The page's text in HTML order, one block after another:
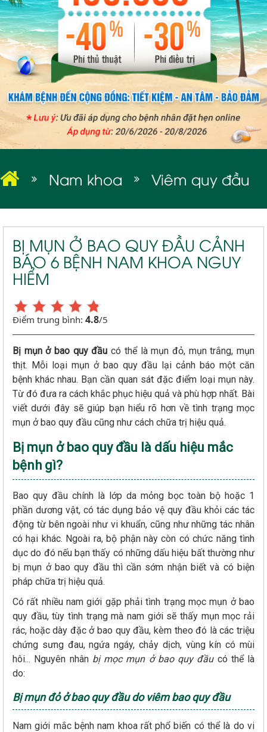
Nam khoa Viêm quy đầu
BỊ MỤN Ở BAO QUY ĐẦU CẢNH
BÁO 6 BỆNH NAM KHOA NGUY
HIỂM
Điểm trung bình: 4.8/5
Bị mụn ở bao quy đầu có thể là mụn đỏ, mụn trắng, mụn
thịt. Mỗi loại mụn ở bao quy đầu lại cảnh báo một căn
bệnh khác nhau. Bạn cần quan sát đặc điểm loại mụn này.
Từ đó đưa ra cách khắc phục hiệu quả và phù hợp nhất. Bài
viết dưới đây sẽ giúp bạn hiểu rõ hơn về tình trạng mọc
mụn ở bao quy đầu cũng như cách chữa trị hiệu quả.
Bị mụn ở bao quy đầu là dấu hiệu mắc
bệnh gì?
Bao quy đầu chính là lớp da mỏng bọc toàn bộ hoặc 1
phần dương vật, có tác dụng bảo vệ quy đầu khỏi các tác
động từ bên ngoài như vi khuẩn, cũng như những tác nhân
có hại khác. Ngoài ra, bộ phận này còn có chức năng tình
dục do đó nếu bạn thấy có những dấu hiệu bất thường như
bị mụn ở bao quy đầu thì cần sớm nhận biết và có biện
pháp chữa trị hiệu quả.
Có rất nhiều nam giới gặp phải tình trạng mọc mụn ở bao
quy đầu, tùy tình trạng mà nam giới sẽ thấy mụn mọc rải
rác, hoặc dày đặc ở bao quy đầu, kèm theo đó là các triệu
chứng sưng đau, ngứa ngáy, chảy dịch, vùng kín có mùi
hôi... Nguyên nhân bị mọc mụn ở bao quy đầucó thể là
do:
Bị mụn đỏ ở bao quy đầu do viêm bao quy đầu
Nam giới mắc bệnh nam khoa rất phổ biến có thể là do vi